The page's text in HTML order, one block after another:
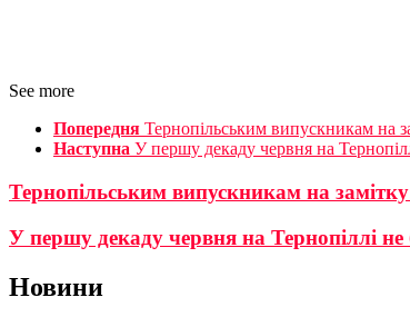
See more
Попередня Тернопільським випускникам на
Наступна У першу декаду червня на
Тернопільським випускникам на
У першу декаду червня на Тернопіллі не
Новини